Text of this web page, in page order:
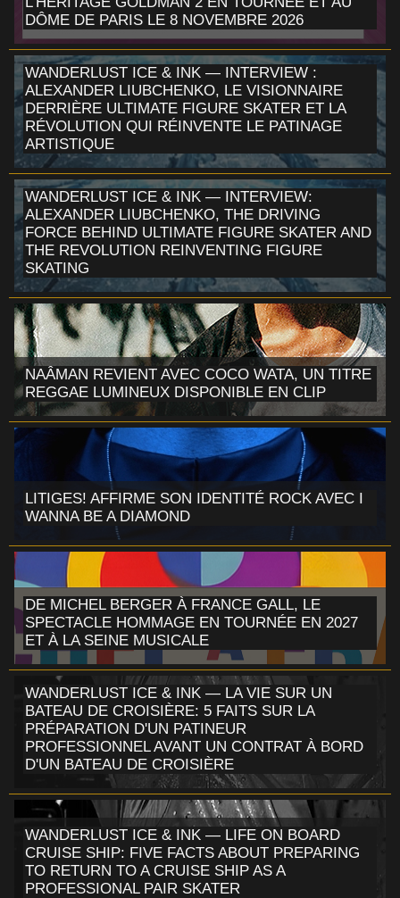
DÔME DE PARIS LE 8 NOVEMBRE 2026
WANDERLUST ICE & INK — INTERVIEW :
ALEXANDER LIUBCHENKO, LE VISIONNAIRE
DERRIÈRE ULTIMATE FIGURE SKATER ET LA
RÉVOLUTION QUI RÉINVENTE LE PATINAGE
ARTISTIQUE
WANDERLUST ICE & INK — INTERVIEW:
ALEXANDER LIUBCHENKO, THE DRIVING
FORCE BEHIND ULTIMATE FIGURE SKATER AND
THE REVOLUTION REINVENTING FIGURE
SKATING
NAÂMAN REVIENT AVEC COCO WATA, UN TITRE
REGGAE LUMINEUX DISPONIBLE EN CLIP
LITIGES! AFFIRME SON IDENTITÉ ROCK AVEC I
WANNA BE A DIAMOND
DE MICHEL BERGER À FRANCE GALL, LE
SPECTACLE HOMMAGE EN TOURNÉE EN 2027
ET À LA SEINE MUSICALE
WANDERLUST ICE & INK — LA VIE SUR UN
BATEAU DE CROISIÈRE: 5 FAITS SUR LA
PRÉPARATION D'UN PATINEUR
PROFESSIONNEL AVANT UN CONTRAT À BORD
D'UN BATEAU DE CROISIÈRE
WANDERLUST ICE & INK — LIFE ON BOARD
CRUISE SHIP: FIVE FACTS ABOUT PREPARING
TO RETURN TO A CRUISE SHIP AS A
PROFESSIONAL PAIR SKATER